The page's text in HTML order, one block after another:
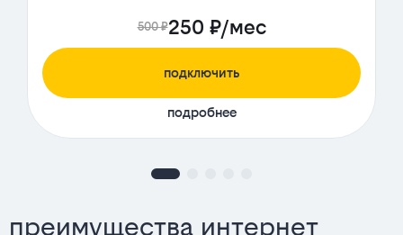
500 ₽250 ₽/мес
подключить
подробнее
преимущества интернет